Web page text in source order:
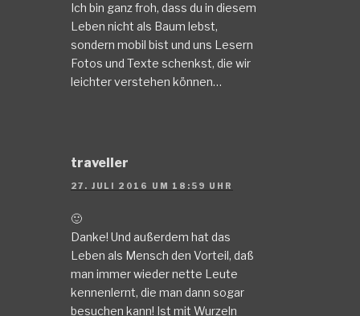
Ich bin ganz froh, dass du in diesem
Leben nicht als Baum lebst,
sondern mobil bist und uns Lesern
Fotos und Texte schenkst, die wir
leichter verstehen können…
traveller
27. JULI 2016 UM 18:59 UHR
🙂
Danke! Und außerdem hat das
Leben als Mensch den Vorteil, daß
man immer wieder nette Leute
kennenlernt, die man dann sogar
besuchen kann! Ist mit Wurzeln